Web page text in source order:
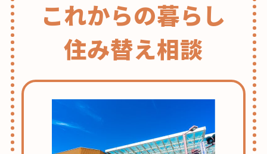
これからの暮らし
住み替え相談